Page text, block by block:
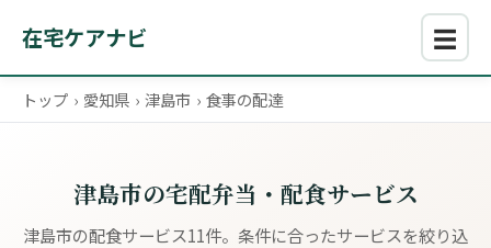
在宅ケアナビ ☰
トップ › 愛知県 › 津島市 › 食事の配達
津島市の宅配弁当・配食サービス
津島市の配食サービス11件。条件に合ったサービスを絞り込